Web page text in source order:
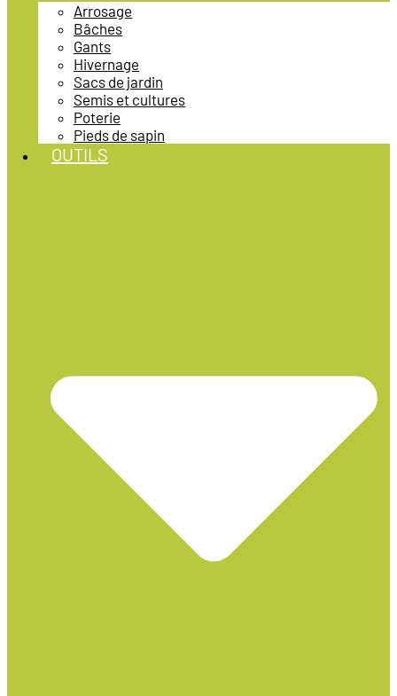
Arrosage
Bâches
Gants
Hivernage
Sacs de jardin
Semis et cultures
Poterie
Pieds de sapin
OUTILS